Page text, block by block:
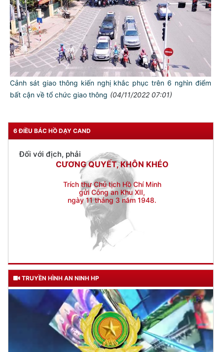
Cảnh sát giao thông kiến nghị khắc phục trên 6 nghìn điểm
bất cận về tổ chức giao thông (04/11/2022 07:01)
6 ĐIỀU BÁC HỒ DẠY CAND
Đối với đồng sự, phải
THÂN ÁI GIÚP ĐỠ
Đối với chính phủ, phải
TUYỆT ĐỐI TRUNG THÀNH
Đối với nhân dân, phải
KÍNH TRỌNG LỄ PHÉP
Đối với công việc, phải
Đối với địch, phải
CƯƠNG QUYẾT, KHÔN KHÉO
Trích thư Chủ tịch Hồ Chí Minh
gửi Công an Khu XII,
ngày 11 tháng 3 năm 1948.
TRUYỀN HÌNH AN NINH HP